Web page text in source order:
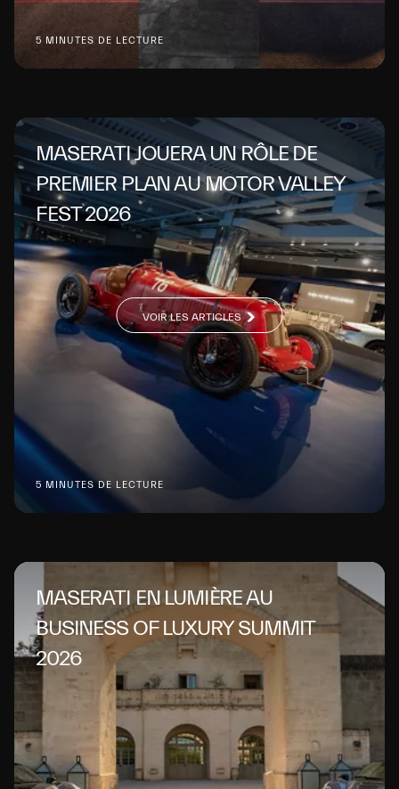
5 MINUTES DE LECTURE
MASERATI JOUERA UN RÔLE DE
PREMIER PLAN AU MOTOR VALLEY
FEST 2026
5 MINUTES DE LECTURE
VOIR LES ARTICLES
MASERATI EN LUMIÈRE AU
BUSINESS OF LUXURY SUMMIT
2026